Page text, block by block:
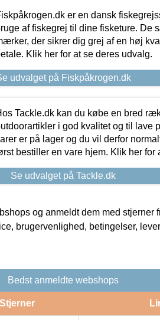
er en dansk
af fiskegrej til dine fisketure. De
der sikrer dig grej af en høj
Klik her for at se deres udvalg.
udvalget på Fiskpåkrogen.dk
Tackle.dk kan du købe en bred
i god kvalitet og til lave
er på lager og du vil derfor
bestiller en vare hjem. Klik her for
Se udvalget på Tackle.dk
og anmeldt dem med stjerner
brugervenlighed, betingelser,
Bedst anmeldte webshops
Stjerner